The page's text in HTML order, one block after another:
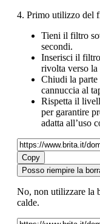
4. Primo utilizzo del
Tieni il filtro
secondi.
Inserisci il
rivolta verso la
Chiudi la parte
cannuccia al
Rispetta il
per garantire
adatta all’uso
Copy
Posso riempire la
No, non utilizzare la
calde.